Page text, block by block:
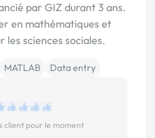
par GIZ durant 3 ans.
en mathématiques et
les sciences sociales.
MATLAB Data entry
client pour le moment